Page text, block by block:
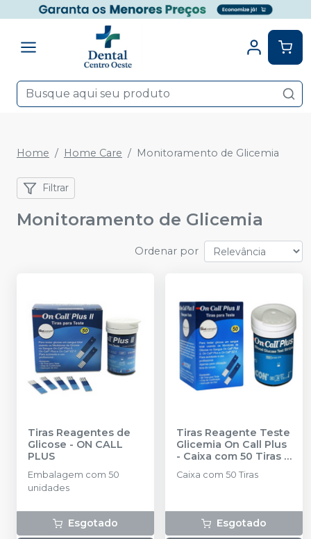
Home Home Care Monitoramento de Glicemia
Filtrar
Monitoramento de Glicemia
Ordenar por
Tiras Reagentes de
Glicose - ON CALL
PLUS
Embalagem com 50
unidades
Esgotado
Tiras Reagente Teste
Glicemia On Call Plus
- Caixa com 50 Tiras -
MEDLEVENSOHN
Caixa com 50 Tiras
Esgotado